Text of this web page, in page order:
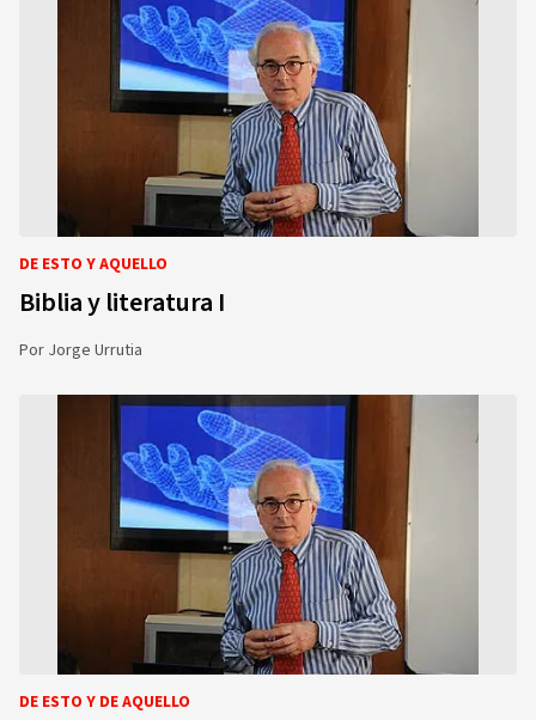
DE ESTO Y AQUELLO
Biblia y literatura I
Por Jorge Urrutia
DE ESTO Y DE AQUELLO